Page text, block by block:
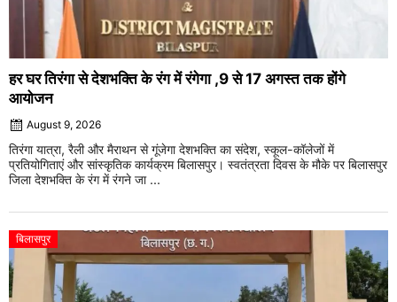
हर घर तिरंगा से देशभक्ति के रंग में रंगेगा ,9 से 17 अगस्त तक होंगे
आयोजन
August 9, 2026
तिरंगा यात्रा, रैली और मैराथन से गूंजेगा देशभक्ति का संदेश, स्कूल-कॉलेजों में
प्रतियोगिताएं और सांस्कृतिक कार्यक्रम बिलासपुर। स्वतंत्रता दिवस के मौके पर बिलासपुर
जिला देशभक्ति के रंग में रंगने जा ...
बिलासपुर